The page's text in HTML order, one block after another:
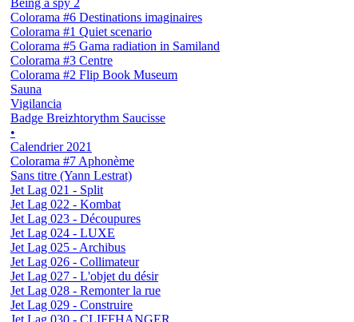
Colorama #6 Destinations imaginaires
Colorama #1 Quiet scenario
Colorama #5 Gama radiation in Samiland
Colorama #3 Centre
Colorama #2 Flip Book Museum
Sauna
Vigilancia
Badge Breizhtorythm Saucisse
•
Calendrier 2021
Colorama #7 Aphonème
Sans titre (Yann Lestrat)
Jet Lag 021 - Split
Jet Lag 022 - Kombat
Jet Lag 023 - Découpures
Jet Lag 024 - LUXE
Jet Lag 025 - Archibus
Jet Lag 026 - Collimateur
Jet Lag 027 - L'objet du désir
Jet Lag 028 - Remonter la rue
Jet Lag 029 - Construire
Jet Lag 030 - CLIFFHANGER